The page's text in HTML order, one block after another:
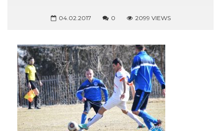
04.02.2017 0 2099 VIEWS